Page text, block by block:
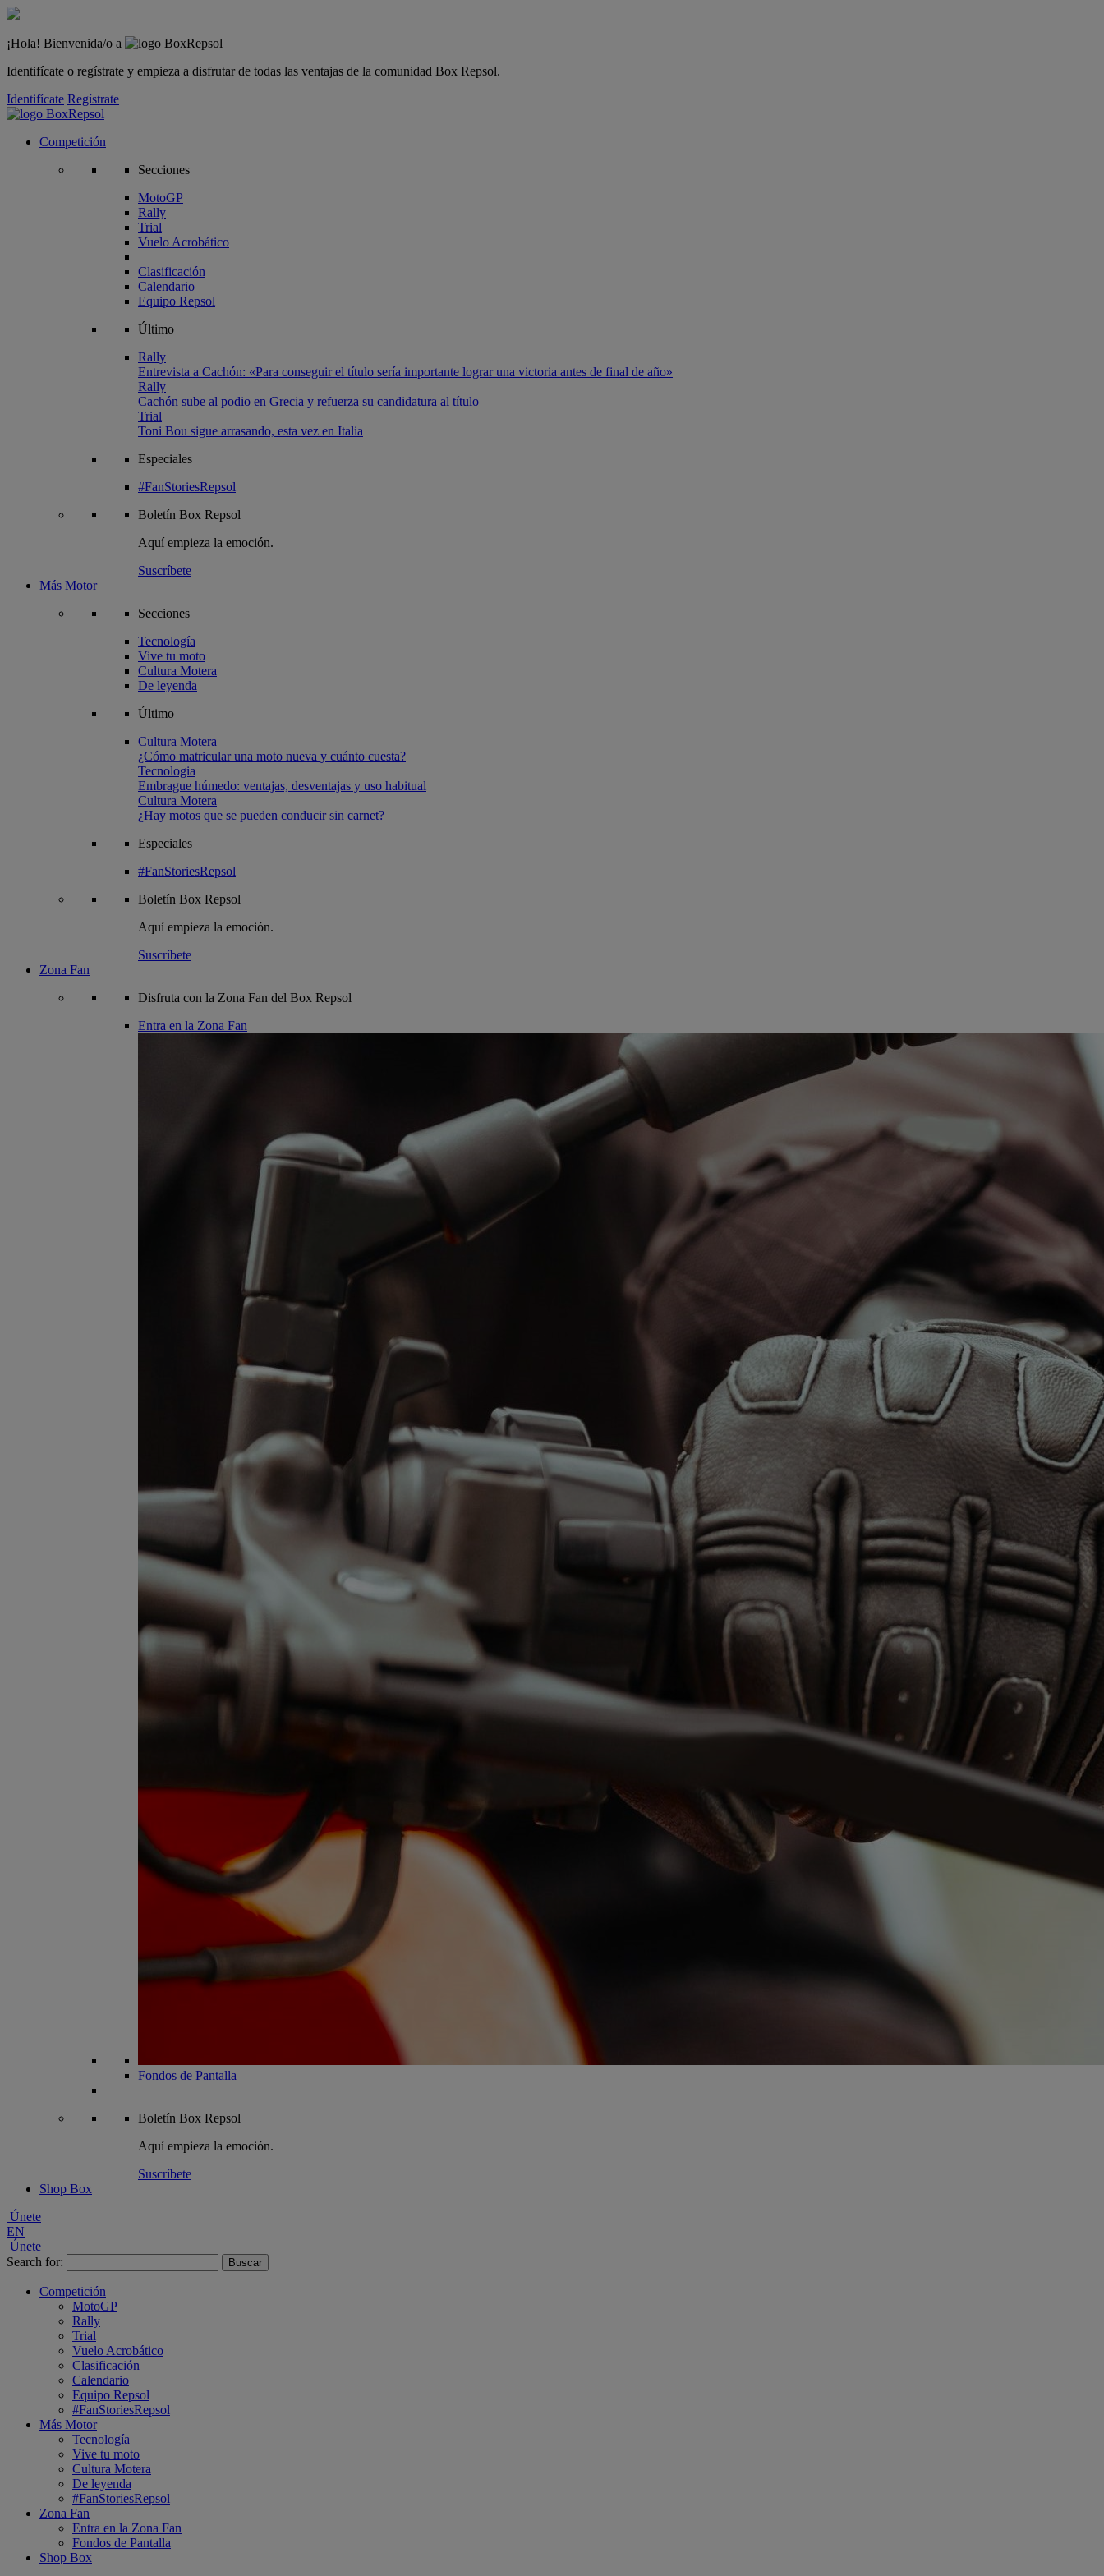
¡Hola! Bienvenida/o a
Identifícate o regístrate y empieza a disfrutar de todas las ventajas de la comunidad Box Repsol.
Identifícate Regístrate
Competición
Secciones
MotoGP
Rally
Trial
Vuelo Acrobático
Clasificación
Calendario
Equipo Repsol
Último
Rally
Entrevista a Cachón: «Para conseguir el título sería importante lograr una victoria antes de final de año»
Rally
Cachón sube al podio en Grecia y refuerza su candidatura al título
Trial
Toni Bou sigue arrasando, esta vez en Italia
Especiales
#FanStoriesRepsol
Boletín Box Repsol
Aquí empieza la emoción.
Suscríbete
Más Motor
Secciones
Tecnología
Vive tu moto
Cultura Motera
De leyenda
Último
Cultura Motera
¿Cómo matricular una moto nueva y cuánto cuesta?
Tecnologia
Embrague húmedo: ventajas, desventajas y uso habitual
Cultura Motera
¿Hay motos que se pueden conducir sin carnet?
Especiales
#FanStoriesRepsol
Boletín Box Repsol
Aquí empieza la emoción.
Suscríbete
Zona Fan
Disfruta con la Zona Fan del Box Repsol
Entra en la Zona Fan
Fondos de Pantalla
Boletín Box Repsol
Aquí empieza la emoción.
Suscríbete
Shop Box
Únete
EN
Únete
Search for:
Competición
MotoGP
Rally
Trial
Vuelo Acrobático
Clasificación
Calendario
Equipo Repsol
#FanStoriesRepsol
Más Motor
Tecnología
Vive tu moto
Cultura Motera
De leyenda
#FanStoriesRepsol
Zona Fan
Entra en la Zona Fan
Fondos de Pantalla
Shop Box